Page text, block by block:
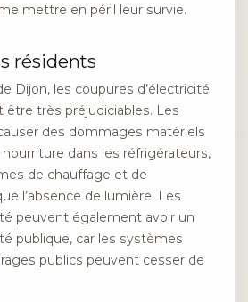
mettre en péril leur survie.
résidents
Dijon, les coupures d’électricité
très préjudiciables. Les
des dommages matériels
dans les réfrigérateurs,
de chauffage et de
l’absence de lumière. Les
peuvent également avoir un
publique, car les systèmes
publics peuvent cesser de